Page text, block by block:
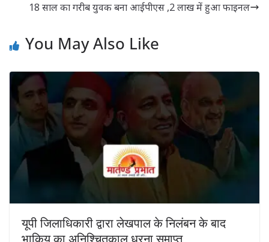
18 साल का गरीब युवक बना आईपीएस ,2 लाख में हुआ फाइनल
You May Also Like
यूपी जिलाधिकारी द्वारा लेखपाल के निलंबन के बाद
भाकियू का अनिश्चितकाल धरना समाप्त